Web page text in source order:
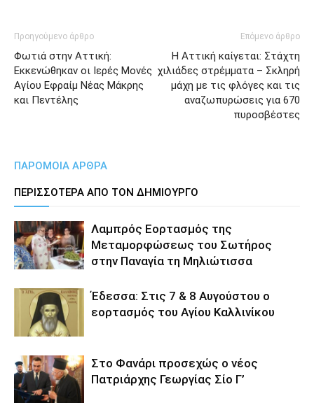
Προηγούμενο άρθρο
Φωτιά στην Αττική:
Εκκενώθηκαν οι Ιερές Μονές
Αγίου Εφραίμ Νέας Μάκρης
και Πεντέλης
Επόμενο άρθρο
Η Αττική καίγεται: Στάχτη
χιλιάδες στρέμματα – Σκληρή
μάχη με τις φλόγες και τις
αναζωπυρώσεις για 670
πυροσβέστες
ΠΑΡΟΜΟΙΑ ΑΡΘΡΑ
ΠΕΡΙΣΣΟΤΕΡΑ ΑΠΟ ΤΟΝ ΔΗΜΙΟΥΡΓΟ
Λαμπρός Εορτασμός της
Μεταμορφώσεως του Σωτήρος
στην Παναγία τη Μηλιώτισσα
Έδεσσα: Στις 7 & 8 Αυγούστου ο
εορτασμός του Αγίου Καλλινίκου
Στο Φανάρι προσεχώς ο νέος
Πατριάρχης Γεωργίας Σίο Γ’